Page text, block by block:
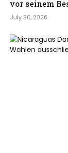
vor seinem
July 30, 2026